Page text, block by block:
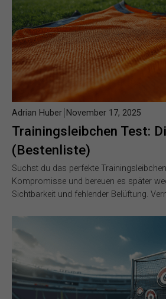
Trainingsleibchen Test:
(Bestenliste)
Adrian Huber November 17, 2025
Suchst du das perfekte
Kompromisse und bereuen es später
Sichtbarkeit und fehlender Belüftung.